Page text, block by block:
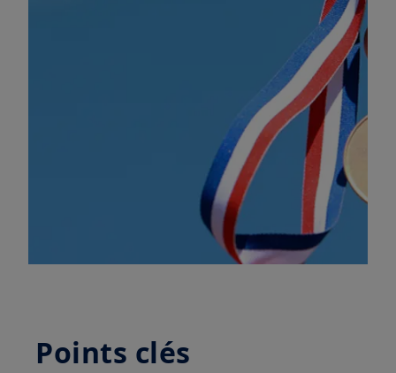
Points clés